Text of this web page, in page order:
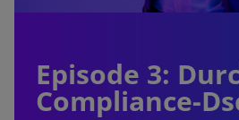
Episode 3:
Compliance-